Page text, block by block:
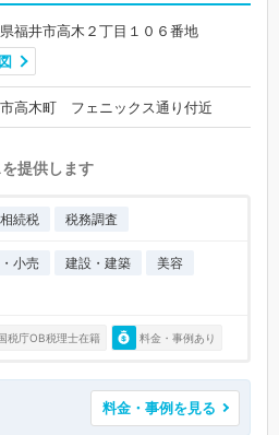
福井市高木２丁目１０６番地
高木町 フェニックス通り付近
提供します
相続税 税務調査
小売 建設・建築
美容
税庁OB税理士在籍 料金・事例あり
料金・事例を見る